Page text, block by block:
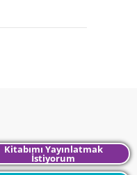
Kitabımı Yayınlatmak
İstiyorum